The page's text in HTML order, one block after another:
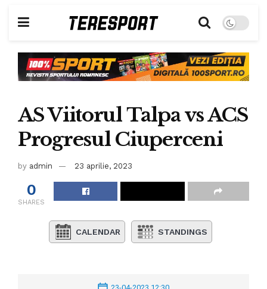
AS Viitorul Talpa vs ACS
Progresul Ciuperceni
by admin 23 aprilie, 2023
0
SHARES
CALENDAR STANDINGS